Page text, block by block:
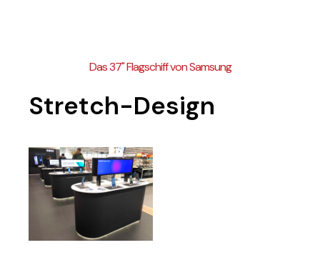
Das 37'' Flagschiff von Samsung
Stretch-Design